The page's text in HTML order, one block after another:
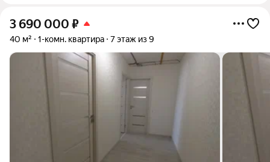
3 690 000 ₽
40 м² 1-комн. квартира 7 этаж из 9